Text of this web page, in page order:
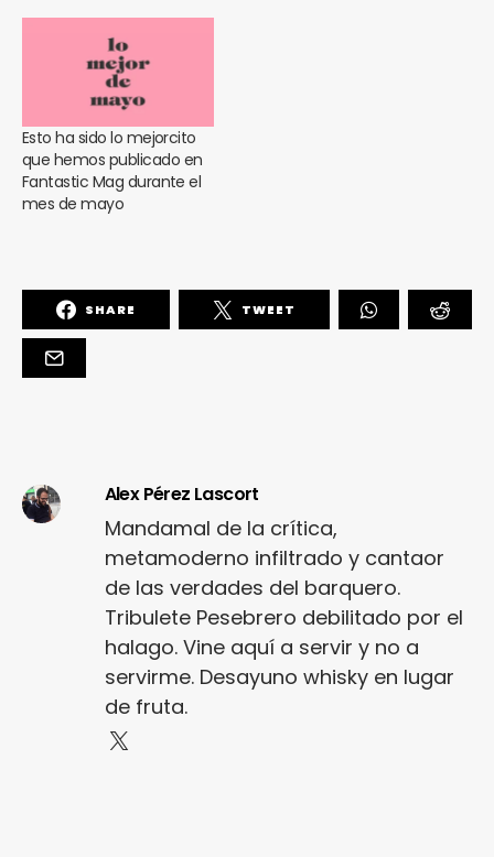
Esto ha sido lo mejorcito
que hemos publicado en
Fantastic Mag durante el
mes de mayo
SHARE TWEET
Alex Pérez Lascort
Mandamal de la crítica,
metamoderno infiltrado y cantaor
de las verdades del barquero.
Tribulete Pesebrero debilitado por el
halago. Vine aquí a servir y no a
servirme. Desayuno whisky en lugar
de fruta.